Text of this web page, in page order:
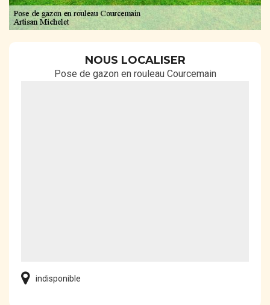
NOUS LOCALISER
Pose de gazon en rouleau Courcemain
indisponible